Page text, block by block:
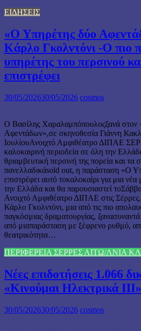
ΕΙΔΗΣΕΙΣ
«Ο Υπηρέτης δύο
Κάρλο Γκολντόνι -Ο πιο
υπηρέτης του περσινού
επιστρέφει
30/05/202630/05/2026 cosmos
Ο Βασίλης Χαραλαμπόπουλοςξανά στον
Αφεντάδων»,σε σκηνοθεσία Γιάννη
ΙουλίουΑνοιχτό Αμφιθέατρο ΔΙΠΑΕ
καλοκαιρινή περιοδεία σε όλη την
θριαμβευτική περσινή της πορεία και τα
πανελλαδικάsold out, η παράσταση «Ο
επιστρέφει αυτό τοκαλοκαίρι για μια
την Ελλάδα και θα παρουσιαστεί
Ανοιχτό Αμφιθέατρο ΔΙΠΑΕ στις
Κάρλο Γκολντόνι, μια από τις πιο
παγκόσμιας δραματουργίας,
από μιαπαράσταση με ξέφρενο ρυθμό,
θεατρικότητα…
ΠΕΡΙΦΕΡΕΙΑ ΣΕΡΡΕΣ ΑΙΤΩ/ΛΝΙΑ
Νέες επιδοτήσεις 1.066
«Κινούμαι Ηλεκτρικά ΙΙΙ»
30/05/202630/05/2026 cosmos